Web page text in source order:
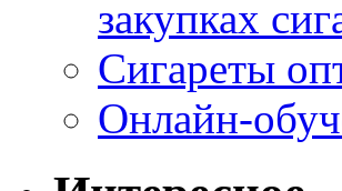
закупках
Сигареты
Онлайн-